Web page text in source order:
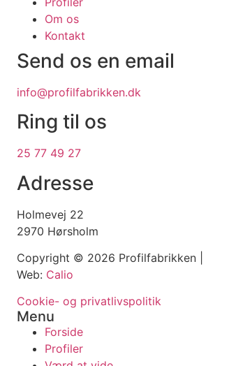
Om os
Kontakt
Send os en email
info@profilfabrikken.dk
Ring til os
25 77 49 27
Adresse
Holmevej 22
2970 Hørsholm
Copyright © 2026 Profilfabrikken |
Web: Calio
Cookie- og privatlivspolitik
Menu
Forside
Profiler